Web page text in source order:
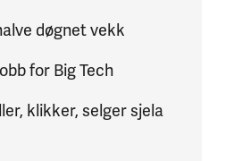
døgnet vekk
for Big Tech
klikker, selger sjela